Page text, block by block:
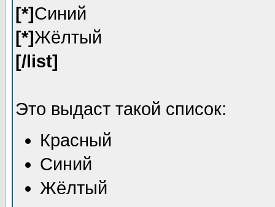
[*]Синий
[*]Жёлтый
[/list]
Это выдаст такой список:
Красный
Синий
Жёлтый